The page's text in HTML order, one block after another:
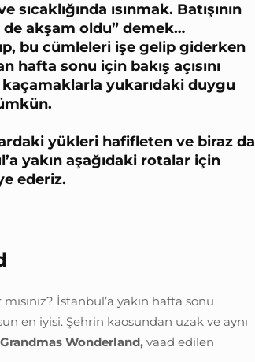
ısınmak. Batışının
akşam oldu” demek…
bu cümleleri işe gelip giderken
hafta sonu için bakış açısını
kaçamaklarla yukarıdaki duygu
yükleri hafifleten ve biraz da
yakın aşağıdaki rotalar için
ederiz.
İstanbul’a yakın hafta sonu
en iyisi. Şehrin kaosundan uzak ve aynı
Grandmas Wonderland, vaad edilen